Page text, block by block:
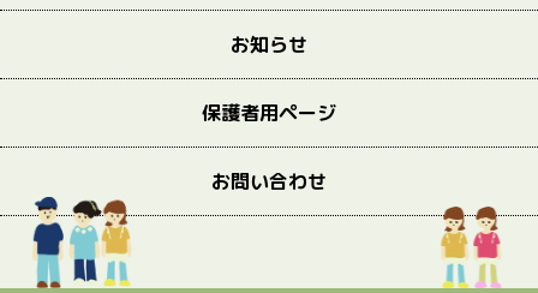
お知らせ
保護者用ページ
お問い合わせ